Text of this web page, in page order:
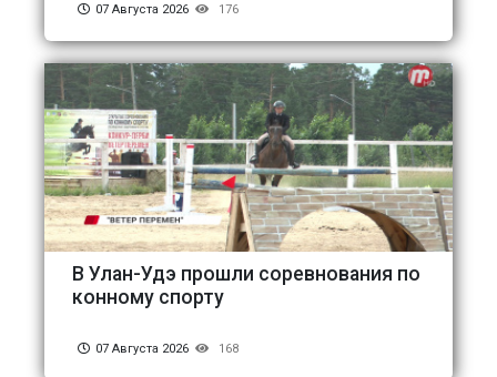
07 Августа 2026 176
В Улан-Удэ прошли соревнования по
конному спорту
07 Августа 2026 168